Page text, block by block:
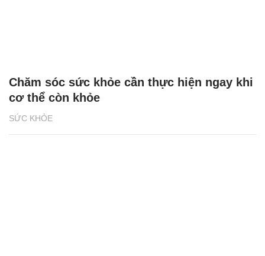
SỨC KHỎE
Chăm sóc sức khỏe cần thực hiện ngay khi
cơ thể còn khỏe